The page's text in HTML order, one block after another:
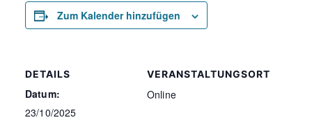
Zum Kalender hinzufügen
DETAILS
Datum:
23/10/2025
VERANSTALTUNGSORT
Online